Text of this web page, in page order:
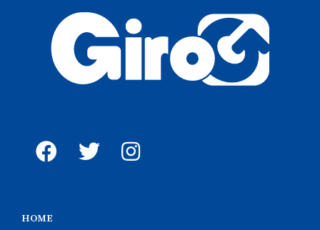
HOME